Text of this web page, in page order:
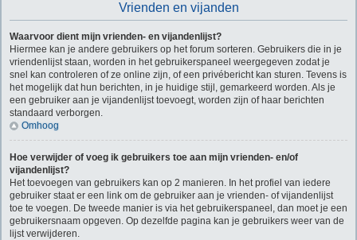
Vrienden en vijanden
Waarvoor dient mijn vrienden- en vijandenlijst?
Hiermee kan je andere gebruikers op het forum sorteren. Gebruikers die in je
vriendenlijst staan, worden in het gebruikerspaneel weergegeven zodat je
snel kan controleren of ze online zijn, of een privébericht kan sturen. Tevens is
het mogelijk dat hun berichten, in je huidige stijl, gemarkeerd worden. Als je
een gebruiker aan je vijandenlijst toevoegt, worden zijn of haar berichten
standaard verborgen.
Omhoog
Hoe verwijder of voeg ik gebruikers toe aan mijn vrienden- en/of
vijandenlijst?
Het toevoegen van gebruikers kan op 2 manieren. In het profiel van iedere
gebruiker staat er een link om de gebruiker aan je vrienden- of vijandenlijst
toe te voegen. De tweede manier is via het gebruikerspaneel, dan moet je een
gebruikersnaam opgeven. Op dezelfde pagina kan je gebruikers weer van de
lijst verwijderen.